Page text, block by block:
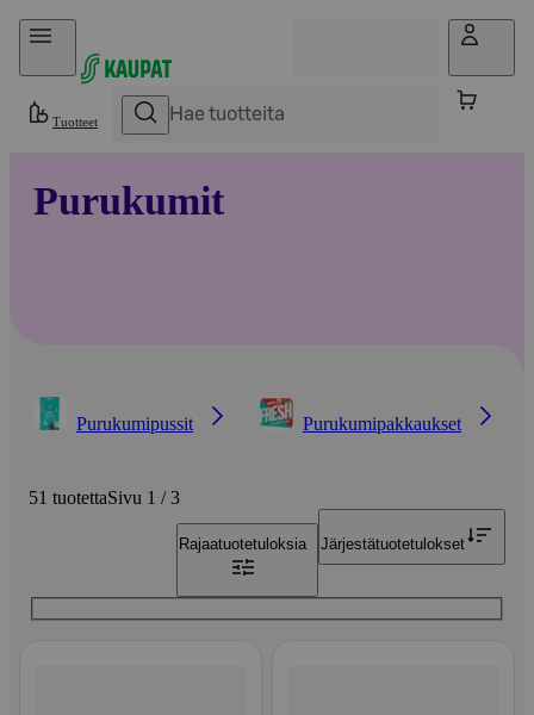
Hyppää sisältöön
Tuotteet
Purukumit
Purukumipussit Purukumipakkaukset
51 tuotettaSivu 1 / 3
Rajaatuotetuloksia Järjestätuotetulokset